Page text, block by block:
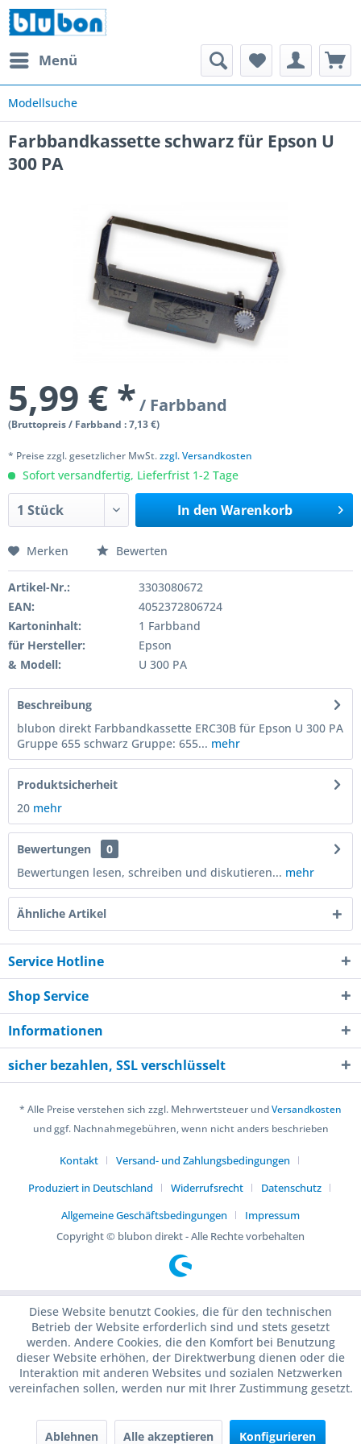
Menü
Modellsuche
Farbbandkassette schwarz für Epson U
300 PA
5,99 € */ Farbband
(Bruttopreis / Farbband : 7,13 €)
* Preise zzgl. gesetzlicher MwSt.zzgl. Versandkosten
Sofort versandfertig, Lieferfrist 1-2 Tage
In den Warenkorb
Merken Bewerten
Artikel-Nr.:
3303080672
EAN:
4052372806724
Kartoninhalt:
1 Farbband
für Hersteller:
Epson
& Modell:
U 300 PA
Beschreibung
blubon direkt Farbbandkassette ERC30B für Epson U 300 PA
Gruppe 655 schwarz Gruppe: 655... mehr
Produktsicherheit
20 mehr
Bewertungen
0
Bewertungen lesen, schreiben und diskutieren... mehr
Ähnliche Artikel
Service Hotline
Shop Service
Informationen
sicher bezahlen, SSL verschlüsselt
* Alle Preise verstehen sich zzgl. Mehrwertsteuer undVersandkosten
und ggf. Nachnahmegebühren, wenn nicht anders beschrieben
Kontakt
Versand- und Zahlungsbedingungen
Produziert in Deutschland
Widerrufsrecht
Datenschutz
Allgemeine Geschäftsbedingungen
Impressum
Copyright © blubon direkt - Alle Rechte vorbehalten
Diese Website benutzt Cookies, die für den technischen
Betrieb der Website erforderlich sind und stets gesetzt
werden. Andere Cookies, die den Komfort bei Benutzung
dieser Website erhöhen, der Direktwerbung dienen oder die
Interaktion mit anderen Websites und sozialen Netzwerken
vereinfachen sollen, werden nur mit Ihrer Zustimmung gesetzt.
Ablehnen Alle akzeptieren Konfigurieren